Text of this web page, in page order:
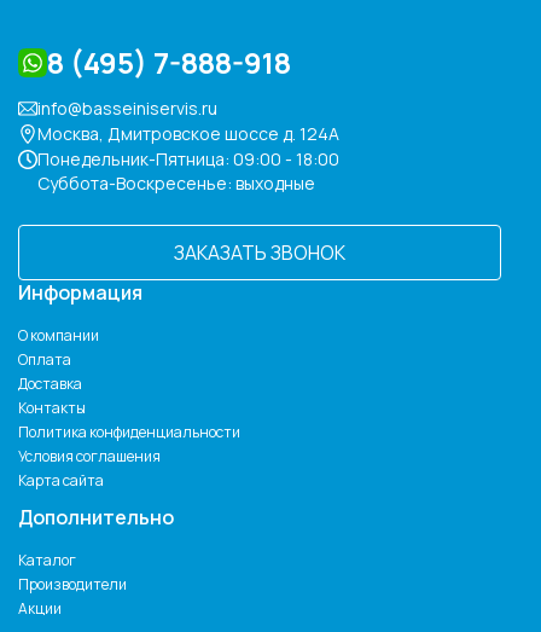
8 (495) 7-888-918
info@basseiniservis.ru
Москва, Дмитровское шоссе д. 124А
Понедельник-Пятница: 09:00 - 18:00
Суббота-Воскресенье: выходные
ЗАКАЗАТЬ ЗВОНОК
Информация
О компании
Оплата
Доставка
Контакты
Политика конфиденциальности
Условия соглашения
Карта сайта
Дополнительно
Каталог
Производители
Акции